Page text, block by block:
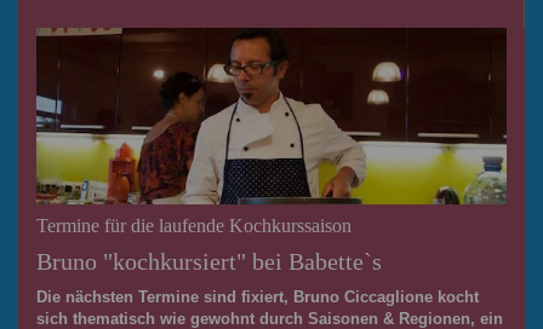
Termine für die laufende Kochkurssaison
Bruno "kochkursiert" bei Babette`s
Die nächsten Termine sind fixiert, Bruno Ciccaglione kocht
sich thematisch wie gewohnt durch Saisonen & Regionen, ein